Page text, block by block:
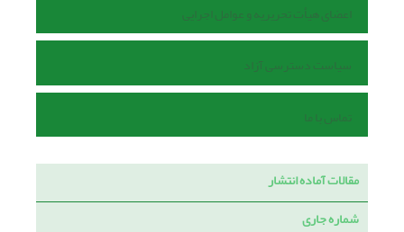
اعضای هیأت تحریریه و عوامل اجرایی
سیاست دسترسی آزاد
تماس با ما
مقالات آماده انتشار
شماره جاری